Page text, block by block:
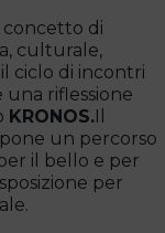
di
culturale,
ciclo di incontri
riflessione
KRONOS.Il
un percorso
il bello e per
per